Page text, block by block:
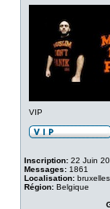
VIP
Inscription: 22 Juin
Messages: 1861
Localisation: bruxelles
Région: Belgique